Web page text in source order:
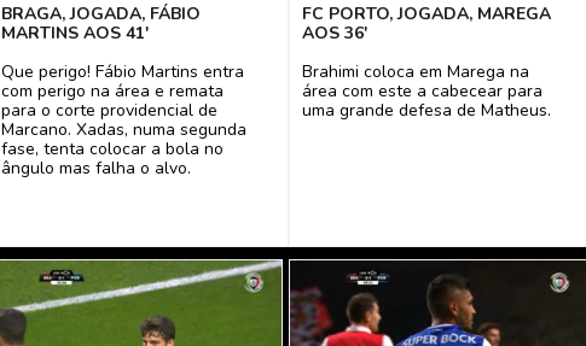
BRAGA, JOGADA, FÁBIO
MARTINS AOS 41'
Que perigo! Fábio Martins entra
com perigo na área e remata
para o corte providencial de
Marcano. Xadas, numa segunda
fase, tenta colocar a bola no
ângulo mas falha o alvo.
FC PORTO, JOGADA, MAREGA
AOS 36'
Brahimi coloca em Marega na
área com este a cabecear para
uma grande defesa de Matheus.